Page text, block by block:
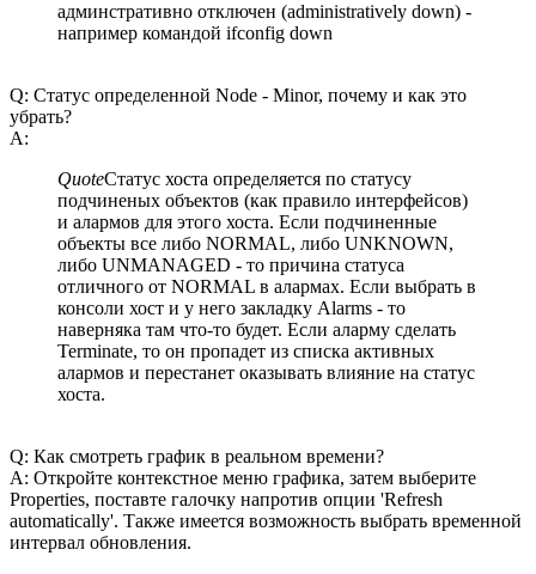
админстративно отключен (administratively down) -
например командой ifconfig down
Q: Статус определенной Node - Minor, почему и как это
убрать?
A:
QuoteСтатус хоста определяется по статусу
подчиненых объектов (как правило интерфейсов)
и алармов для этого хоста. Если подчиненные
объекты все либо NORMAL, либо UNKNOWN,
либо UNMANAGED - то причина статуса
отличного от NORMAL в алармах. Если выбрать в
консоли хост и у него закладку Alarms - то
наверняка там что-то будет. Если аларму сделать
Terminate, то он пропадет из списка активных
алармов и перестанет оказывать влияние на статус
хоста.
Q: Как смотреть график в реальном времени?
A: Откройте контекстное меню графика, затем выберите
Properties, поставте галочку напротив опции 'Refresh
automatically'. Также имеется возможность выбрать временной
интервал обновления.